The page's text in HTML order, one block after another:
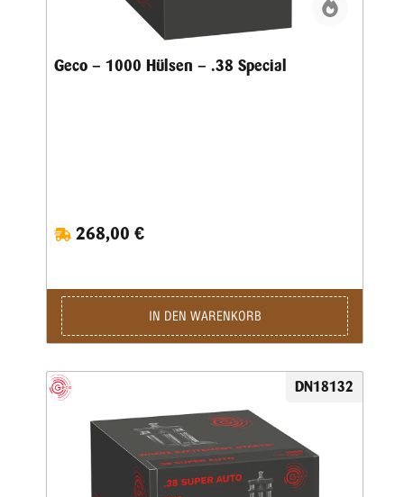
Geco – 1000 Hülsen – .38 Special
268,00 €
IN DEN WARENKORB
DN18132